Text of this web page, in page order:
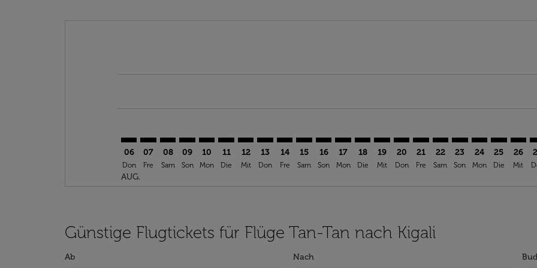
06
Don
AUG.
07
Fre
08
Sam
09
Son
10
Mon
11
Die
12
Mit
13
Don
14
Fre
15
Sam
16
Son
17
Mon
18
Die
19
Mit
TTA–KGL: cmp-view-offers-
20
Don
TTA–KGL: cmp-view-
21
Fre
TTA–KGL: cmp-view-
22
Sam
TTA–KGL: cmp-
23
Son
TTA–KGL:
24
Mon
25
Die
26
Mit
Günstige Flugtickets für Flüge Tan-Tan nach Kigali
Ab Nach